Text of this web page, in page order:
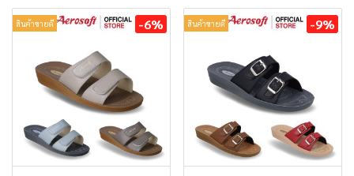
สินค้าขายดี -6% สินค้าขายดี -9%